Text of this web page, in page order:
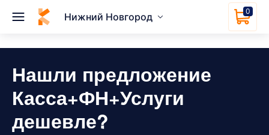
Нижний Новгород 0
Нашли предложение
Касса+ФН+Услуги
дешевле?